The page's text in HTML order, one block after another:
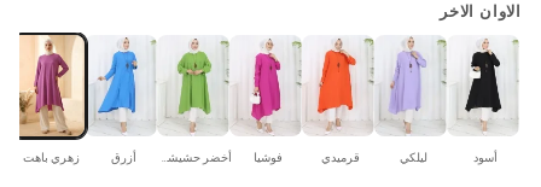
الاوان الاخر
أسود ليلكي قرميدي فوشيا أزرق زهري باهت